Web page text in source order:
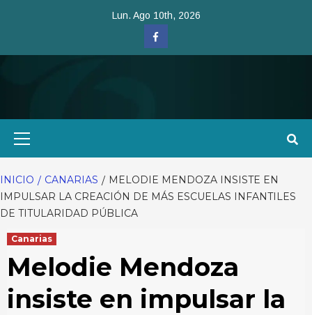
Lun. Ago 10th, 2026
Facebook
INICIO CANARIAS
MELODIE MENDOZA INSISTE EN
IMPULSAR LA CREACIÓN DE MÁS ESCUELAS INFANTILES
DE TITULARIDAD PÚBLICA
Canarias
Melodie Mendoza
insiste en impulsar la